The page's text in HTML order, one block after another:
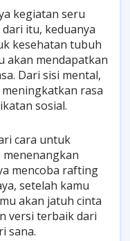
kegiatan seru
itu, keduanya
kesehatan tubuh
akan mendapatkan
Dari sisi mental,
rasa
sosial.
cara untuk
mencoba rafting
setelah kamu
akan jatuh cinta
versi terbaik dari
sana.